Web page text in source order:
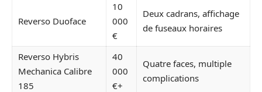
Reverso Duoface
10
000
€
Deux cadrans, affichage
de fuseaux horaires
Reverso Hybris
Mechanica Calibre
185
40
000
€+
Quatre faces, multiple
complications